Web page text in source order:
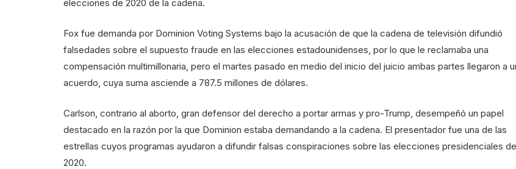
elecciones de 2020 de la cadena.
Fox fue demanda por Dominion Voting Systems bajo la acusación de que la cadena de televisión difundió
falsedades sobre el supuesto fraude en las elecciones estadounidenses, por lo que le reclamaba una
compensación multimillonaria, pero el martes pasado en medio del inicio del juicio ambas partes llegaron a
acuerdo, cuya suma asciende a 787.5 millones de dólares.
Carlson, contrario al aborto, gran defensor del derecho a portar armas y pro-Trump, desempeñó un papel
destacado en la razón por la que Dominion estaba demandando a la cadena. El presentador fue una de las
estrellas cuyos programas ayudaron a difundir falsas conspiraciones sobre las elecciones presidenciales de
2020.